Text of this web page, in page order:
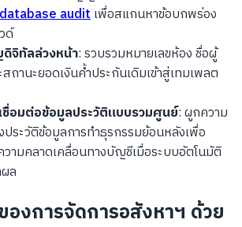
auditเพื่อสแกนหาข้อบกพร่อง
ด์
จิทัลล่วงหน้า: รวบรวมหมายเลขห้อง ชื่อผู้
านะยอดเงินค้ำประกันเดิมเข้าสู่เทมเพลต
ชื่อมต่อข้อมูลประวัติแบบรวมศูนย์: ผูกความ
ระวัติข้อมูลการทำธุรกรรมย้อนหลังเพื่อ
ามคลาดเคลื่อนทางบัญชีเมื่อระบบอัตโนมัติ
ล
งการจัดการอสังหาฯ ด้วย